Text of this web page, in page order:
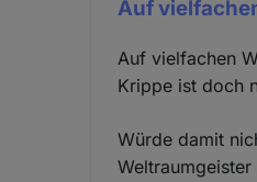
Auf
Auf vielfachen
Krippe ist doch
Würde damit